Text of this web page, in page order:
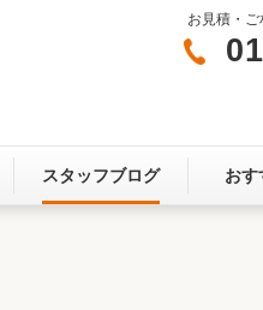
門まわり
ここちい
お見積・
スタッフブログ おす